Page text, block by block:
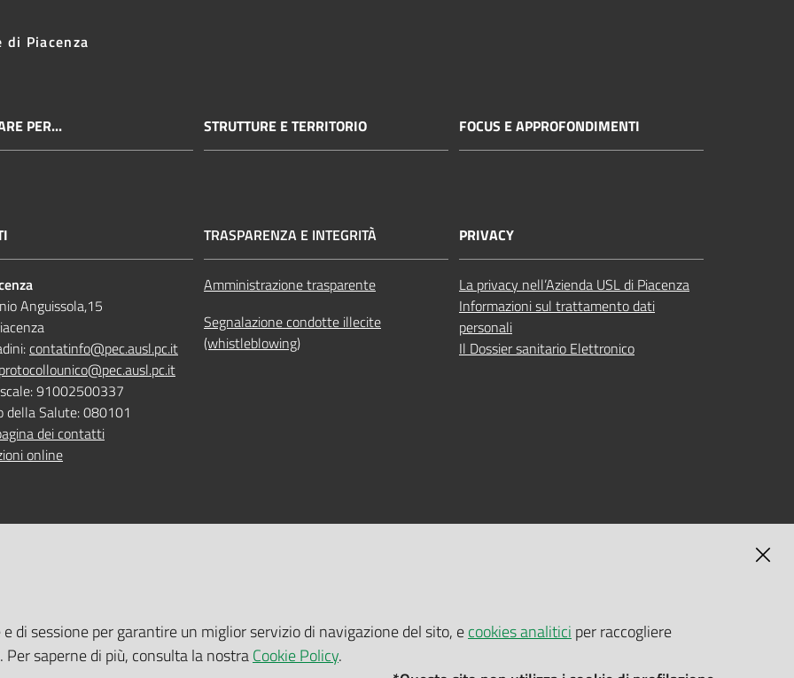
di Piacenza
PER... STRUTTURE E TERRITORIO FOCUS E APPROFONDIMENTI
Anguissola,15
contatinfo@pec.ausl.pc.it
protocollounico@pec.ausl.pc.it
91002500337
della Salute: 080101
dei contatti
online
TRASPARENZA E INTEGRITÀ
Amministrazione trasparente
Segnalazione condotte illecite
(whistleblowing)
PRIVACY
La privacy nell’Azienda USL di Piacenza
Informazioni sul trattamento dati
personali
Il Dossier sanitario Elettronico
online
nelle sedi
Tempi di attesa Emilia-Romagna
Documentazione
di sessione per garantire un miglior servizio di navigazione del sito, ecookies analitici per raccogliere
saperne di più, consulta la nostraCookie Policy.